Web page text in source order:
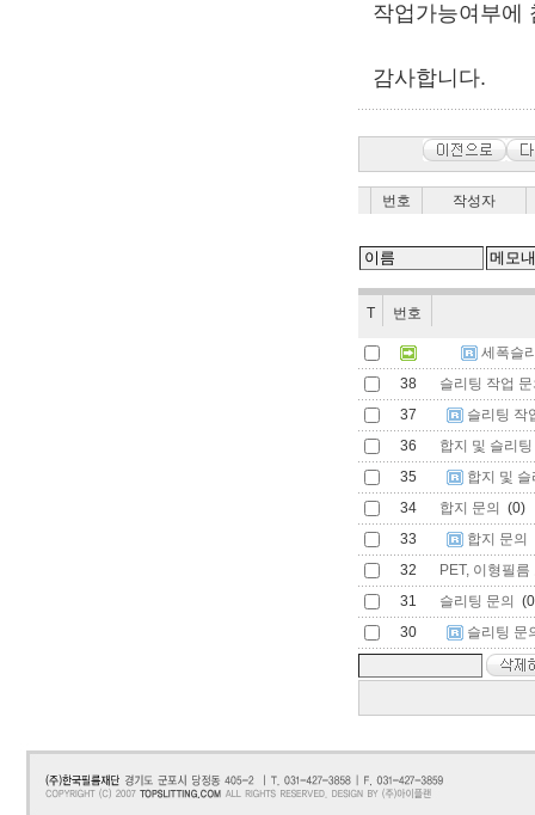
작업가능여부에
감사합니다.
번호 작성자
T 번호
세폭슬
38
슬리팅 작업
37
슬리팅 작
36
합지 및 슬리
35
합지 및
34
합지 문의
(0)
33
합지 문의
32
PET, 이형필
31
슬리팅 문의
30
슬리팅 문